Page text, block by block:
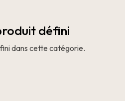
défini
dans cette catégorie.